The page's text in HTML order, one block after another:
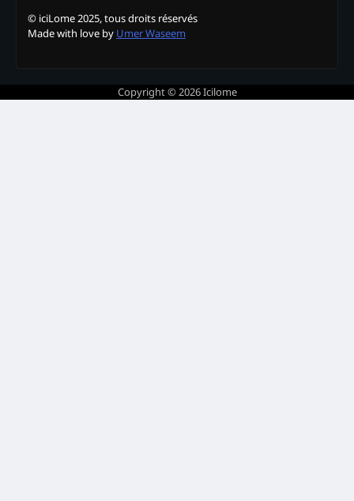
© iciLome 2025, tous droits réservés
Made with love by Umer Waseem
Copyright © 2026Icilome